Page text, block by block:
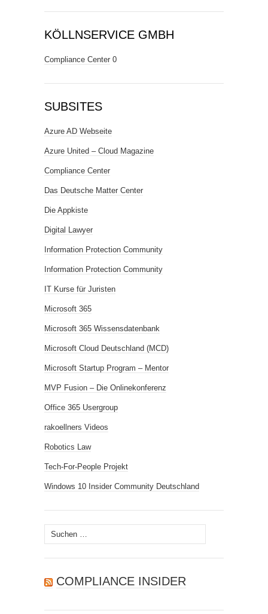
KÖLLNSERVICE GMBH
Compliance Center 0
SUBSITES
Azure AD Webseite
Azure United – Cloud Magazine
Compliance Center
Das Deutsche Matter Center
Die Appkiste
Digital Lawyer
Information Protection Community
Information Protection Community
IT Kurse für Juristen
Microsoft 365
Microsoft 365 Wissensdatenbank
Microsoft Cloud Deutschland (MCD)
Microsoft Startup Program – Mentor
MVP Fusion – Die Onlinekonferenz
Office 365 Usergroup
rakoellners Videos
Robotics Law
Tech-For-People Projekt
Windows 10 Insider Community Deutschland
Suchen
nach:
COMPLIANCE INSIDER